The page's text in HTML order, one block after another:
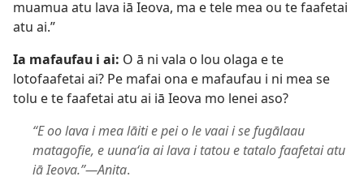
muamua atu lava iā Ieova, ma e tele mea ou te faafetai
atu ai.”
Ia mafaufau i ai: O ā ni vala o lou olaga e te
lotofaafetai ai? Pe mafai ona e mafaufau i ni mea se
tolu e te faafetai atu ai iā Ieova mo lenei aso?
“E oo lava i mea lāiti e pei o le vaai i se fugālaau
matagofie, e uunaʻia ai lava i tatou e tatalo faafetai atu
iā Ieova.”​—Anita.